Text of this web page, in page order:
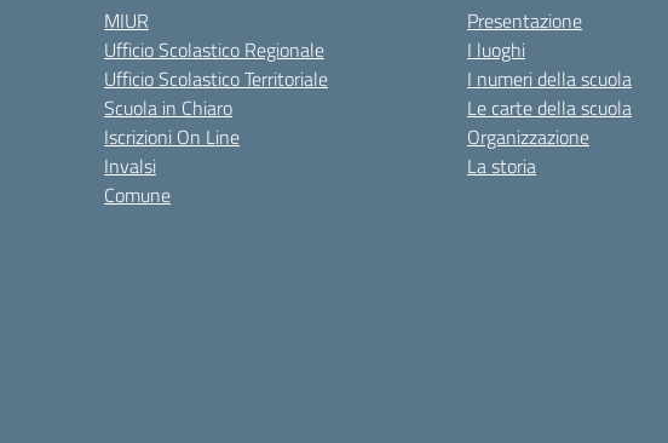
MIUR
Ufficio Scolastico Regionale
Ufficio Scolastico Territoriale
Scuola in Chiaro
Iscrizioni On Line
Invalsi
Comune
Presentazione
I luoghi
I numeri della scuola
Le carte della scuola
Organizzazione
La storia